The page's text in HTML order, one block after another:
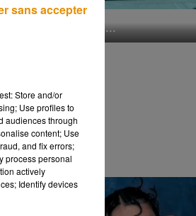
31 ans après sa sortie, ce tube
numéro 1 grâce au...
Store and/or
Use profiles to
audiences through
content; Use
and fix errors;
process personal
actively
Identify devices
sans accepter